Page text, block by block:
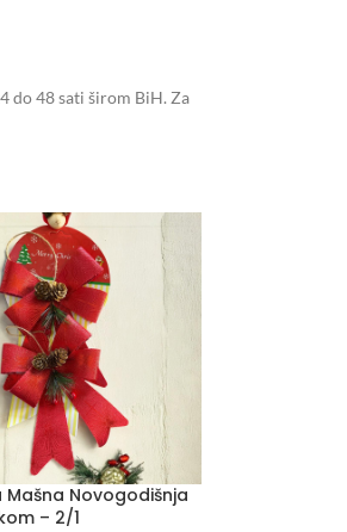
do 48 sati širom BiH. Za
Mašna Novogodišnja
– 2/1